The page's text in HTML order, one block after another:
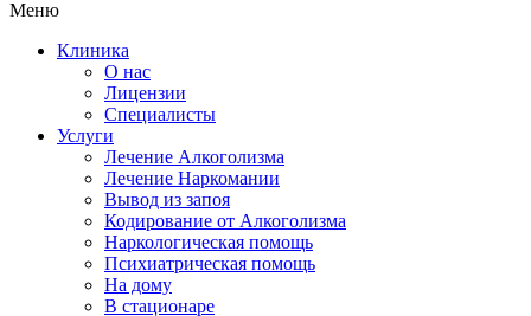
Меню
Клиника
О нас
Лицензии
Специалисты
Услуги
Лечение Алкоголизма
Лечение Наркомании
Вывод из запоя
Кодирование от Алкоголизма
Наркологическая помощь
Психиатрическая помощь
На дому
В стационаре